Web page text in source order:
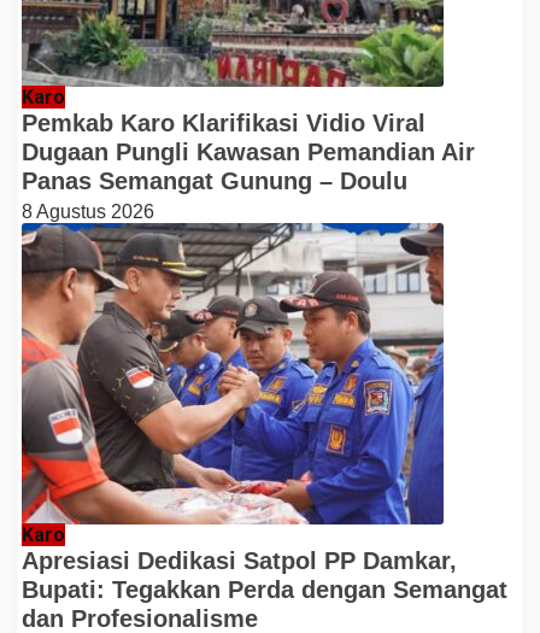
Karo
Pemkab Karo Klarifikasi Vidio Viral
Dugaan Pungli Kawasan Pemandian Air
Panas Semangat Gunung – Doulu
8 Agustus 2026
Karo
Apresiasi Dedikasi Satpol PP Damkar,
Bupati: Tegakkan Perda dengan Semangat
dan Profesionalisme